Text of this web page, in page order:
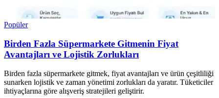
Popüler
Birden Fazla Süpermarkete Gitmenin Fiyat
Avantajları ve Lojistik Zorlukları
Birden fazla süpermarkete gitmek, fiyat avantajları ve ürün çeşitliliği
sunarken lojistik ve zaman yönetimi zorlukları da yaratır. Tüketiciler
ihtiyaçlarına göre alışveriş stratejileri geliştirir.